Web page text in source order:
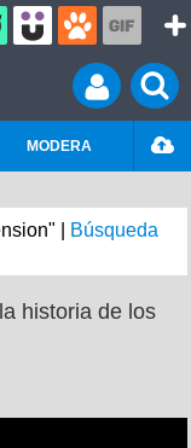
MODERA
|
Búsqueda
historia de los